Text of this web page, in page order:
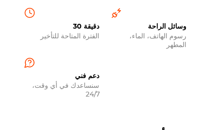
30 دقيقة
الفترة المتاحة للتأخير
وسائل الراحة
رسوم الهاتف، الماء،
المطهر
دعم فني
سنساعدك في أي وقت،
24/7